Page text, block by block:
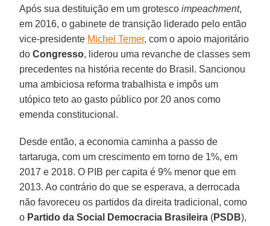
Após sua destituição em um grotescoimpeachment,
em 2016, o gabinete de transição liderado pelo então
vice-presidente Michel Temer, com o apoio majoritário
doCongresso, liderou uma revanche de classes sem
precedentes na história recente do Brasil. Sancionou
uma ambiciosa reforma trabalhista e impôs um
utópico teto ao gasto público por 20 anos como
emenda constitucional.
Desde então, a economia caminha a passo de
tartaruga, com um crescimento em torno de 1%, em
2017 e 2018. O PIB per capita é 9% menor que em
2013. Ao contrário do que se esperava, a derrocada
não favoreceu os partidos da direita tradicional, como
o Partido da Social Democracia Brasileira (PSDB),